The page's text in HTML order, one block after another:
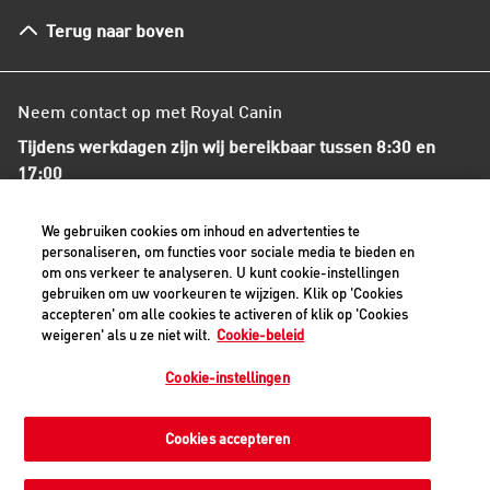
Terug naar boven
Algemene voorwaarden
Neem contact op met Royal Canin
Tijdens werkdagen zijn wij bereikbaar tussen 8:30 en
17:00
+31(0)413-318418
Contact met ons opnemen
Veilige betaalmethoden - alle bedragen zijn inclusief BTW
Cookiemelding Juridisch
Cookie-instellingen
We gebruiken cookies om inhoud en advertenties te
personaliseren, om functies voor sociale media te bieden en
om ons verkeer te analyseren. U kunt cookie-instellingen
gebruiken om uw voorkeuren te wijzigen. Klik op 'Cookies
accepteren' om alle cookies te activeren of klik op 'Cookies
weigeren' als u ze niet wilt. Cookie-beleid
Cookie-instellingen
Cookies accepteren